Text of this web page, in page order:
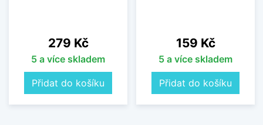
Cena
279 Kč
5 a více skladem
Přidat do košíku
Cena
159 Kč
5 a více skladem
Přidat do košíku